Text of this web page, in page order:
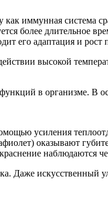
иммунная система
более длительное
его адаптация и рост
высокой
в организме. В
усиления
оказывают
наблюдаются
Даже искусственный